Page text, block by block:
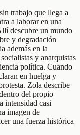
trabajo que llega a
a laborar en una
descubre un mundo
y degradación
además en la
y anarquistas
política. Cuando
en huelga y
Zola describe
del propio
intensidad casi
imagen de
una fuerza histórica